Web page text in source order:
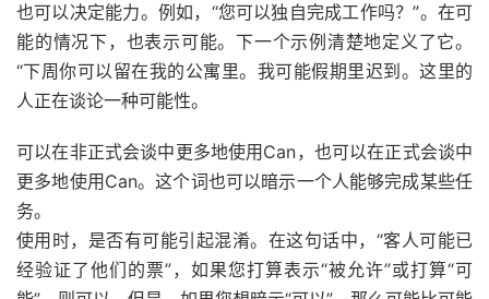
也可以决定能力。例如，“您可以独自完成工作吗？”。在可
能的情况下，也表示可能。下一个示例清楚地定义了它。
“下周你可以留在我的公寓里。我可能假期里迟到。这里的
人正在谈论一种可能性。
可以在非正式会谈中更多地使用Can，也可以在正式会谈中
更多地使用Can。这个词也可以暗示一个人能够完成某些任
务。
使用时，是否有可能引起混淆。在这句话中，“客人可能已
经验证了他们的票”，如果您打算表示“被允许”或打算“可